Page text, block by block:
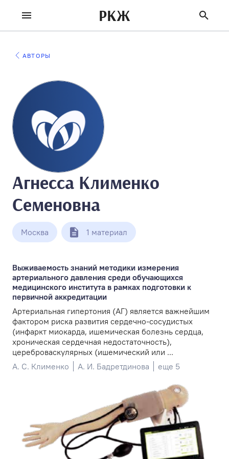
РКЖ
АВТОРЫ
Агнесса Клименко
Семеновна
Москва 1 материал
Выживаемость знаний методики измерения
артериального давления среди обучающихся
медицинского института в рамках подготовки к
первичной аккредитации
Артериальная гипертония (АГ) является важнейшим
фактором риска развития сердечно-сосудистых
(инфаркт миокарда, ишемическая болезнь сердца,
хроническая сердечная недостаточность),
цереброваскулярных (ишемический или ...
А. С. Клименко
А. И. Бадретдинова еще 5